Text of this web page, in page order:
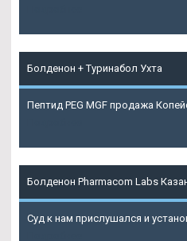
Болденон + Туринабол Ухта
Пептид PEG MGF продажа
Болденон Pharmacom Labs
Суд к нам прислушался и